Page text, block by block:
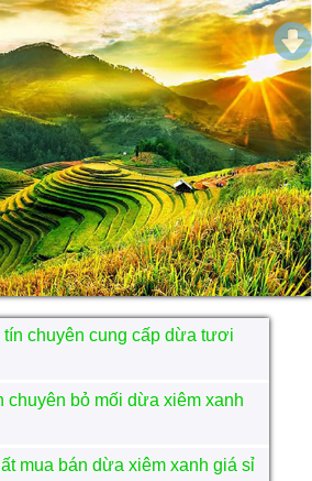
chuyên cung cấp dừa tươi
chuyên bỏ mối dừa xiêm xanh
mua bán dừa xiêm xanh giá sỉ